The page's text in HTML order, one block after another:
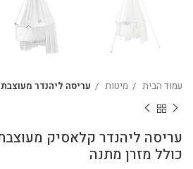
עמוד הבית מיטות עריסה ליהנדר מעוצבת
כולל מזרן מתנה